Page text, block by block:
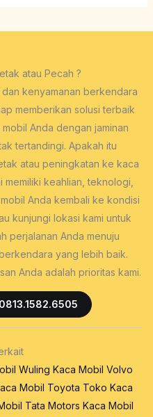
atau Pecah ?
kenyamanan berkendara
memberikan solusi terbaik
Anda dengan jaminan
tertandingi. Apakah itu
atau peningkatan ke kaca
memiliki keahlian, teknologi,
Anda kembali ke kondisi
kunjungi lokasi kami untuk
perjalanan Anda menuju
yang lebih baik.
Anda adalah prioritas kami.
Wuling Kaca Mobil Volvo
Mobil Toyota Toko Kaca
Tata Motors Kaca Mobil